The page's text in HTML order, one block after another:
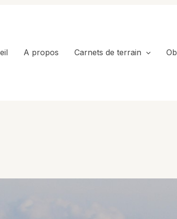
A propos Carnets de terrain